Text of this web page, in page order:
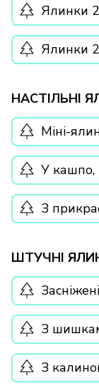
Ялинки
Ялинки
З
З
З
У кашпо,
Міні-
Засніжені
НАСТІЛЬНІ
ШТУЧНІ